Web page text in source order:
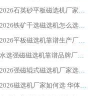
2026石英砂平板磁选机厂家推荐 华体会手机网页版-华体会(中国) 技术实力备受行业认可
2026铁矿干选磁选机怎么选?源头厂家华体会手机网页版-华体会(中国) ，用实力说话
2026平板磁选机靠谱生产厂家怎么选?行业标杆华体会手机网页版-华体会(中国) ，凭硬实力脱颖而出
水选强磁磁选机靠谱品牌厂家推荐：华体会手机网页版-华体会(中国) ，技术实力与口碑双在线
2026强磁辊式磁选机厂家选购技巧_认准华体会手机网页版-华体会(中国) 生产厂家
2026磁选机厂家如何选 华体会手机网页版-华体会(中国) 生产厂家14年行业经验支招